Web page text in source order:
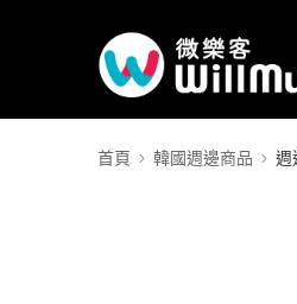
首頁 韓國週邊商品 週